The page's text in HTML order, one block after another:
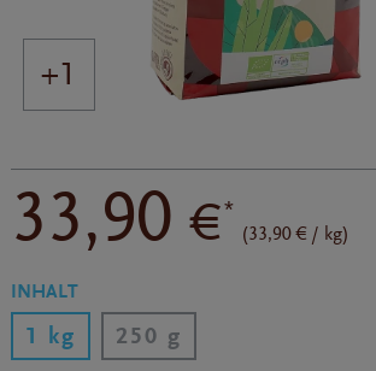
+1
33,90€*
(33,90 € / kg)
INHALT
1 kg 250 g